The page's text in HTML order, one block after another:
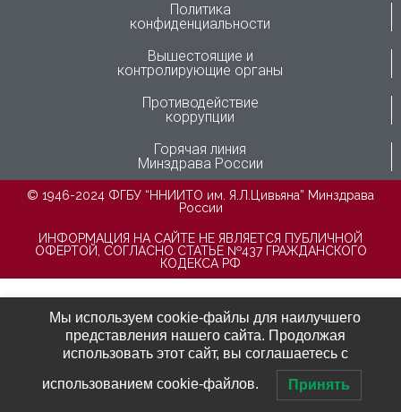
Политика
конфиденциальности
Вышестоящие и
контролирующие органы
Противодействие
коррупции
Горячая линия
Минздрава России
© 1946-2024 ФГБУ “ННИИТО им. Я.Л.Цивьяна” Минздрава
России
ИНФОРМАЦИЯ НА САЙТЕ НЕ ЯВЛЯЕТСЯ ПУБЛИЧНОЙ
ОФЕРТОЙ, СОГЛАСНО СТАТЬЕ №437 ГРАЖДАНСКОГО
КОДЕКСА РФ
Мы используем cookie-файлы для наилучшего
представления нашего сайта. Продолжая
использовать этот сайт, вы соглашаетесь с
использованием cookie-файлов. Принять